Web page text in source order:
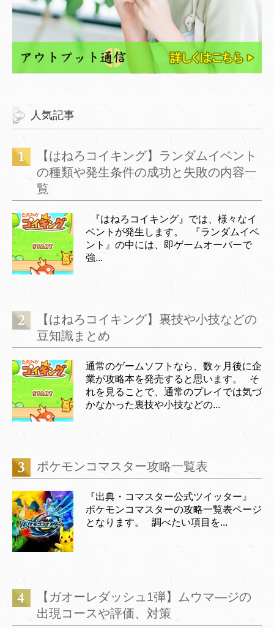
人気記事
【はねろコイキング】ランダムイベント
の種類や発生条件の成功と失敗の内容一
覧
『はねろコイキング』では、様々なイ
ベントが発生します。 『ランダムイベ
ント』の中には、即ゲームオーバーで
強...
【はねろコイキング】裏技や小技などの
豆知識まとめ
通常のゲームソフトなら、数ヶ月後に企
業が攻略本を発売すると思います。 そ
れを見ることで、通常のプレイでは気づ
かなかった裏技や小技などの...
ポケモンコマスター攻略一覧表
『出典・コマスター公式ツイッター』
ポケモンコマスターの攻略一覧表ページ
となります。 調べたい項目を...
【ガオーレダッシュ1弾】ムウマ―ジの
出現コースや評価、対策